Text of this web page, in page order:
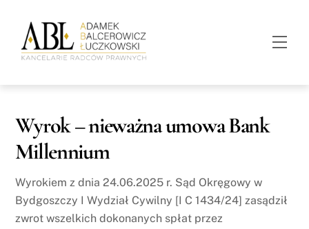
content
Wyrok – nieważna umowa Bank
Millennium
Wyrokiem z dnia 24.06.2025 r. Sąd Okręgowy w
Bydgoszczy I Wydział Cywilny [I C 1434/24] zasądził
zwrot wszelkich dokonanych spłat przez